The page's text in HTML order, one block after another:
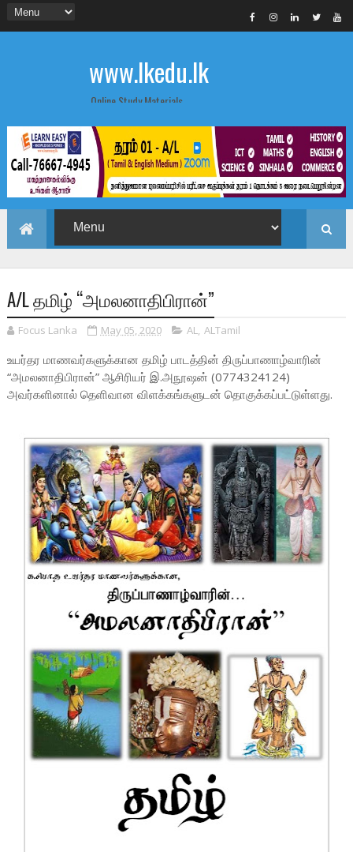
www.lkedu.lk
Online Study Materials
A/L தமிழ் “அமலனாதிபிரான்”
Focus Lanka May 05, 2020 AL, ALTamil
உயர்தர மாணவர்களுக்கான தமிழ் பாடத்தின் திருப்பாணாழ்வாரின்
“அமலனாதிபிரான்” ஆசிரியர் இ.அநூஷன் (0774324124)
அவர்களினால் தெளிவான விளக்கங்களுடன் தொகுக்கப்பட்டுள்ளது.